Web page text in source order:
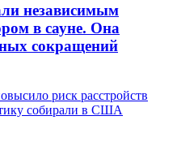
независимым
в сауне. Она
сокращений
риск расстройств
собирали в США